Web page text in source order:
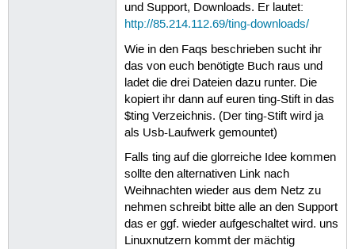
und Support, Downloads. Er lautet:
http://85.214.112.69/ting-downloads/
Wie in den Faqs beschrieben sucht ihr
das von euch benötigte Buch raus und
ladet die drei Dateien dazu runter. Die
kopiert ihr dann auf euren ting-Stift in das
$ting Verzeichnis. (Der ting-Stift wird ja
als Usb-Laufwerk gemountet)
Falls ting auf die glorreiche Idee kommen
sollte den alternativen Link nach
Weihnachten wieder aus dem Netz zu
nehmen schreibt bitte alle an den Support
das er ggf. wieder aufgeschaltet wird. uns
Linuxnutzern kommt der mächtig